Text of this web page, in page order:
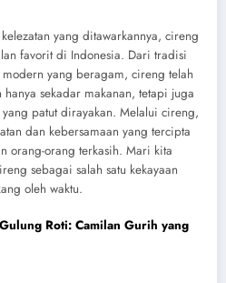
yang ditawarkannya, cireng
favorit di Indonesia. Dari tradisi
yang beragam, cireng telah
sekadar makanan, tetapi juga
patut dirayakan. Melalui cireng,
dan kebersamaan yang tercipta
orang-orang terkasih. Mari kita
sebagai salah satu kekayaan
oleh waktu.
Roti: Camilan Gurih yang